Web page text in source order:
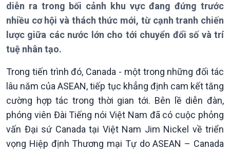
Giới thiệu
Thời sự
Thời sự 6h
Thời sự 12h
Thời sự 18h
diễn ra trong bối cảnh khu vực đang đứng trước
nhiều cơ hội và thách thức mới, từ cạnh tranh chiến
lược giữa các nước lớn cho tới chuyển đổi số và trí
tuệ nhân tạo.
Trong tiến trình đó, Canada - một trong những đối tác
lâu năm của ASEAN, tiếp tục khẳng định cam kết tăng
cường hợp tác trong thời gian tới. Bên lề diễn đàn,
phóng viên Đài Tiếng nói Việt Nam đã có cuộc phỏng
vấn Đại sứ Canada tại Việt Nam Jim Nickel về triển
vọng Hiệp định Thương mại Tự do ASEAN – Canada